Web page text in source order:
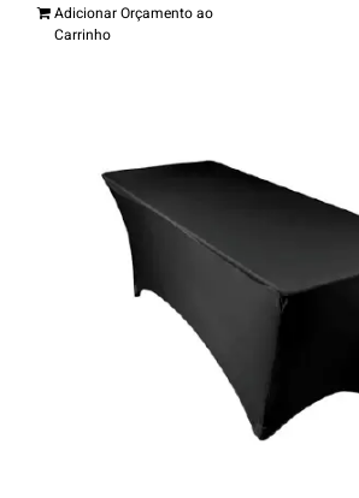
Adicionar Orçamento ao
Carrinho